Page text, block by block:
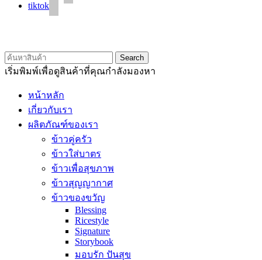
tiktok
Search
เริ่มพิมพ์เพื่อดูสินค้าที่คุณกำลังมองหา
หน้าหลัก
เกี่ยวกับเรา
ผลิตภัณฑ์ของเรา
ข้าวคู่ครัว
ข้าวใส่บาตร
ข้าวเพื่อสุขภาพ
ข้าวสุญญากาศ
ข้าวของขวัญ
Blessing
Ricestyle
Signature
Storybook
มอบรัก ปันสุข